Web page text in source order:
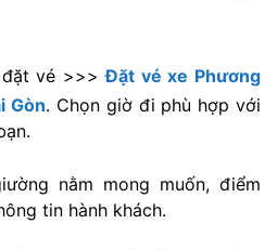
đặt vé >>>Đặt vé xe Phương
Gòn. Chọn giờ đi phù hợp với
nằm mong muốn, điểm
tin hành khách.